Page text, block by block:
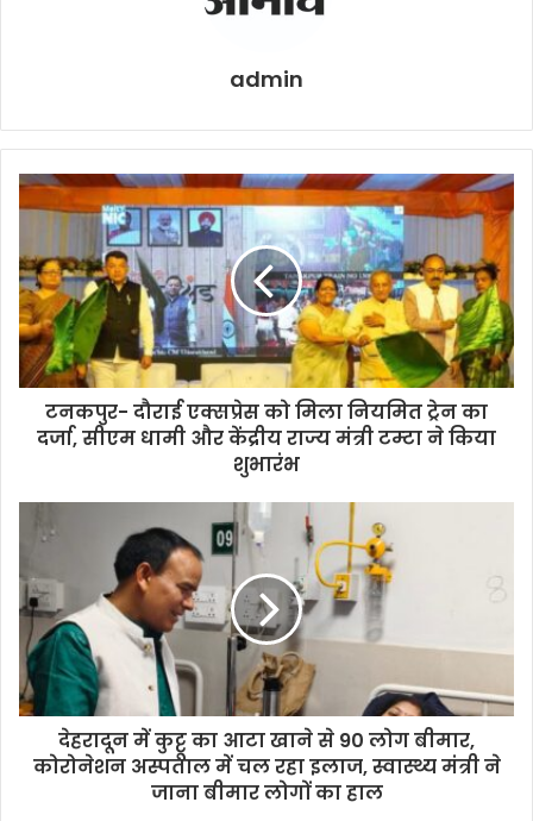
admin
टनकपुर- दौराई एक्सप्रेस को मिला नियमित ट्रेन का
दर्जा, सीएम धामी और केंद्रीय राज्य मंत्री टम्टा ने किया
शुभारंभ
देहरादून में कुट्टू का आटा खाने से 90 लोग बीमार,
कोरोनेशन अस्पताल में चल रहा इलाज, स्वास्थ्य मंत्री ने
जाना बीमार लोगों का हाल